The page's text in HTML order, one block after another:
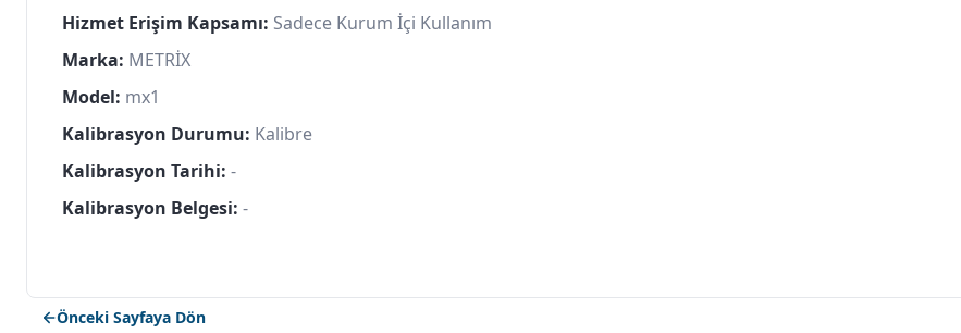
Hizmet Erişim Kapsamı: Sadece Kurum İçi Kullanım
Marka: METRİX
Model: mx1
Kalibrasyon Durumu: Kalibre
Kalibrasyon Tarihi: -
Kalibrasyon Belgesi: -
Önceki Sayfaya Dön